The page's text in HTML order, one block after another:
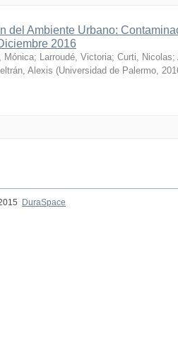
del Ambiente Urbano:
2016
Mónica; Larroudé, Victoria; Curti, Nicolas;
Alexis (Universidad de Palermo,
DuraSpace